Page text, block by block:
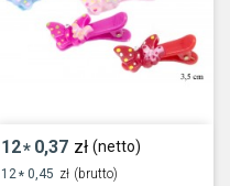
12* 0,37 zł (netto)
12 * 0,45 zł (brutto)